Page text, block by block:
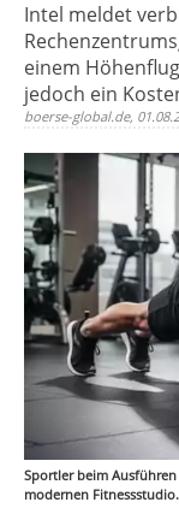
Intel meldet
einem
jedoch ein
boerse-global.de,
Sportler beim
modernen